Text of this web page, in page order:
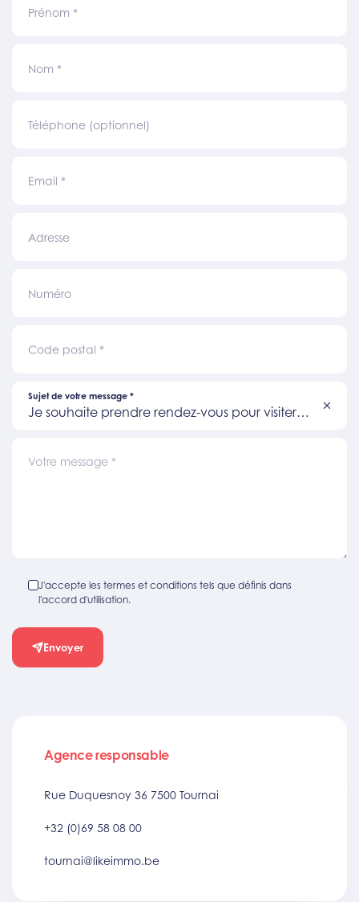
Prénom *
Nom *
Téléphone (optionnel)
Email *
Adresse
Numéro
Code postal *
Sujet de votre message *
Je souhaite prendre rendez-vous pour visiter
Votre message *
J'accepte les termes et conditions tels que définis dans
l'accord d'utilisation.
Envoyer
Agence responsable
Rue Duquesnoy 36 7500 Tournai
+32 (0)69 58 08 00
tournai@likeimmo.be